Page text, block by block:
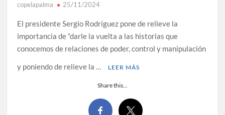
copelapalma 25/11/2024
El presidente Sergio Rodríguez pone de relieve la
importancia de “darle la vuelta a las historias que
conocemos de relaciones de poder, control y manipulación
y poniendo de relieve la …
LEER MÁS
Share this...